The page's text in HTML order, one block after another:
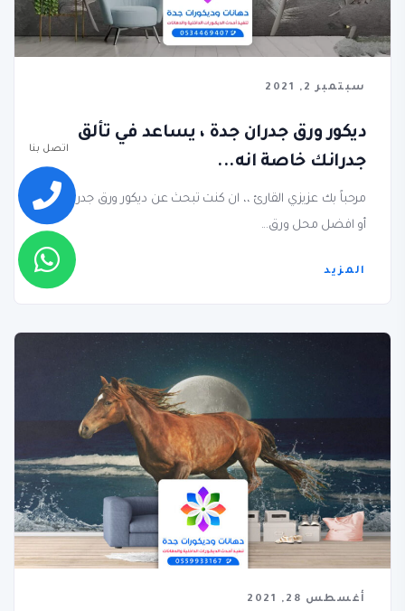
سبتمبر 2, 2021
ديكور ورق جدران جدة ، يساعد في تألق
جدرانك خاصة انه...
مرحباً بك عزيزي القارئ ،، ان كنت تبحث عن ديكور ورق جدران جدة
أو افضل محل ورق...
المزيد
أغسطس 28, 2021
اتصل بنا